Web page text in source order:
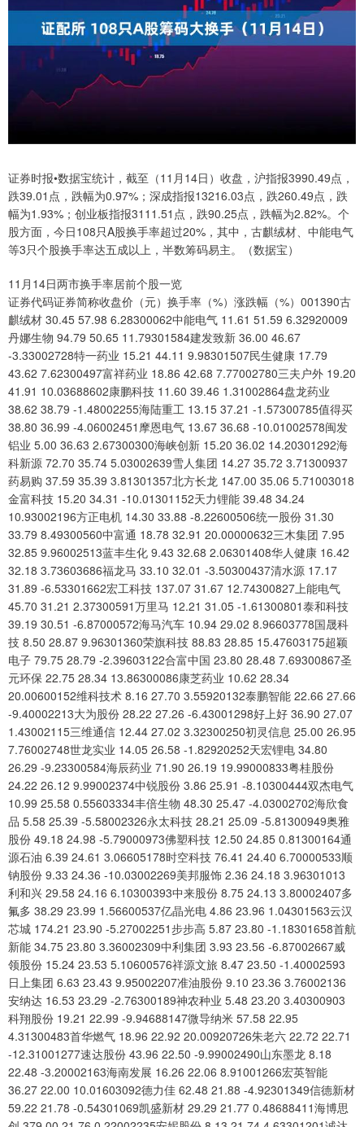
证券时报•数据宝统计，截至（11月14日）收盘，沪指报3990.49点，
跌39.01点，跌幅为0.97%；深成指报13216.03点，跌260.49点，跌
幅为1.93%；创业板指报3111.51点，跌90.25点，跌幅为2.82%。个
股方面，今日108只A股换手率超过20%，其中，古麒绒材、中能电气
等3只个股换手率达五成以上，半数筹码易主。（数据宝）
11月14日两市换手率居前个股一览
证券代码证券简称收盘价（元）换手率（%）涨跌幅（%）001390古
麒绒材 30.45 57.98 6.28300062中能电气 11.61 51.59 6.32920009
丹娜生物 94.79 50.65 11.79301584建发致新 36.00 46.67
-3.33002728特一药业 15.21 44.11 9.98301507民生健康 17.79
43.62 7.62300497富祥药业 18.86 42.68 7.77002780三夫户外 19.20
41.91 10.03688602康鹏科技 11.60 39.46 1.31002864盘龙药业
38.62 38.79 -1.48002255海陆重工 13.15 37.21 -1.57300785值得买
38.80 36.99 -4.06002451摩恩电气 13.67 36.68 -10.01002578闽发
铝业 5.00 36.63 2.67300300海峡创新 15.20 36.02 14.20301292海
科新源 72.70 35.74 5.03002639雪人集团 14.27 35.72 3.71300937
药易购 37.59 35.39 3.81301357北方长龙 147.00 35.06 5.71003018
金富科技 15.20 34.31 -10.01301152天力锂能 39.48 34.24
10.93002196方正电机 14.30 33.88 -8.22600506统一股份 31.30
33.79 8.49300560中富通 18.78 32.91 20.00000632三木集团 7.95
32.85 9.96002513蓝丰生化 9.43 32.68 2.06301408华人健康 16.42
32.18 3.73603686福龙马 33.10 32.01 -3.50300437清水源 17.17
31.89 -6.53301662宏工科技 137.07 31.67 12.74300827上能电气
45.70 31.21 2.37300591万里马 12.21 31.05 -1.61300801泰和科技
39.19 30.51 -6.87000572海马汽车 10.94 29.02 8.96603778国晟科
技 8.50 28.87 9.96301360荣旗科技 88.83 28.85 15.47603175超颖
电子 79.75 28.79 -2.39603122合富中国 23.80 28.48 7.69300867圣
元环保 22.75 28.34 13.86300086康芝药业 10.62 28.34
20.00600152维科技术 8.16 27.70 3.55920132泰鹏智能 22.66 27.66
-9.40002213大为股份 28.22 27.26 -6.43001298好上好 36.90 27.07
1.43002115三维通信 12.44 27.02 3.32300250初灵信息 25.00 26.95
7.76002748世龙实业 14.05 26.58 -1.82920252天宏锂电 34.80
26.29 -9.23300584海辰药业 71.90 26.19 19.99000833粤桂股份
24.22 26.12 9.99002374中锐股份 3.86 25.91 -8.10300444双杰电气
10.99 25.58 0.55603334丰倍生物 48.30 25.47 -4.03002702海欣食
品 5.58 25.39 -5.58002326永太科技 28.21 25.09 -5.81300949奥雅
股份 49.18 24.98 -5.79000973佛塑科技 12.50 24.85 0.81300164通
源石油 6.39 24.61 3.06605178时空科技 76.41 24.40 6.70000533顺
钠股份 9.33 24.36 -10.03002269美邦服饰 2.36 24.18 3.96301013
利和兴 29.58 24.16 6.10300393中来股份 8.75 24.13 3.80002407多
氟多 38.29 23.99 1.56600537亿晶光电 4.86 23.96 1.04301563云汉
芯城 174.21 23.90 -5.27002251步步高 5.87 23.80 -1.18301658首航
新能 34.75 23.80 3.36002309中利集团 3.93 23.56 -6.87002667威
领股份 15.24 23.53 5.10600576祥源文旅 8.47 23.50 -1.40002593
日上集团 6.63 23.43 9.95002207准油股份 9.10 23.36 3.76002136
安纳达 16.53 23.29 -2.76300189神农种业 5.48 23.20 3.40300903
科翔股份 19.21 22.99 -9.94688147微导纳米 57.58 22.95
4.31300483首华燃气 18.96 22.92 20.00920726朱老六 22.72 22.71
-12.31001277速达股份 43.96 22.50 -9.99002490山东墨龙 8.18
22.48 -3.20002163海南发展 16.26 22.06 8.91001266宏英智能
36.27 22.00 10.01603092德力佳 62.48 21.88 -4.92301349信德新材
59.22 21.78 -0.54301069凯盛新材 29.29 21.77 0.48688411海博思